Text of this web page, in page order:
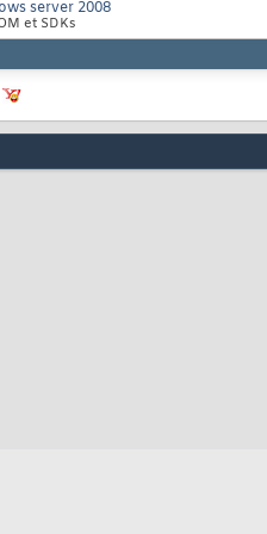
server 2008
et SDKs